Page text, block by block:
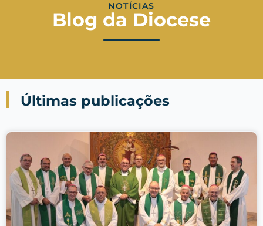
NOTÍCIAS
Blog da Diocese
Últimas publicações